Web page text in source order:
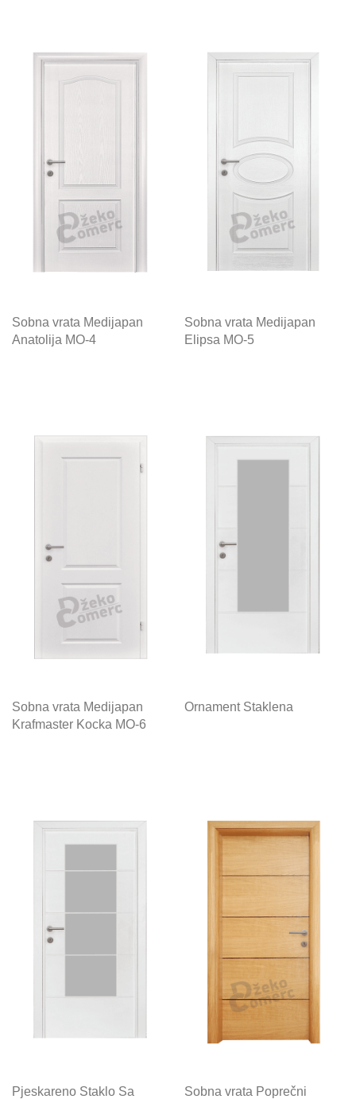
Sobna vrata Medijapan
Anatolija MO-4
Sobna vrata Medijapan
Elipsa MO-5
Sobna vrata Medijapan
Krafmaster Kocka MO-6
Ornament Staklena
Pjeskareno Staklo Sa Sobna vrata Poprečni